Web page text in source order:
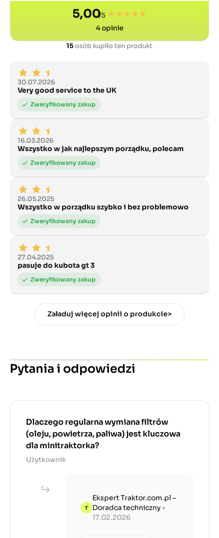
5,00/5
4opinie
15osób kupiło ten produkt
30.07.2026
Very good service to the UK
16.03.2026
Wszystko w jak najlepszym porządku, polecam
26.05.2025
Wszystko w porządku szybko i bez problemowo
27.04.2025
pasuje do kubota gt 3
Załaduj więcej opinii o produkcie>
Pytania i odpowiedzi
Dlaczego regularna wymiana filtrów
(oleju, powietrza, paliwa) jest kluczowa
dla minitraktorka?
Użytkownik
Ekspert Traktor.com.pl –
Doradca techniczny •
17.02.2026